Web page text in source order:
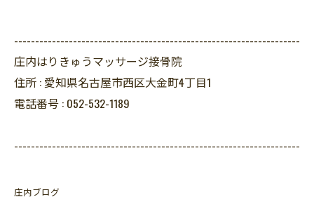
--------------------------------------------------------------------
庄内はりきゅうマッサージ接骨院
住所 : 愛知県名古屋市西区大金町4丁目1
電話番号 : 052-532-1189
--------------------------------------------------------------------
庄内ブログ